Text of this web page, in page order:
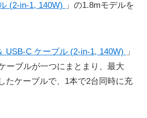
(2-in-1, 140W)
」の1.8mモデルを
USB-C ケーブル (2-in-1, 140W)
」
ーブルが一つにまとまり、最大
たケーブルで、1本で2台同時に充